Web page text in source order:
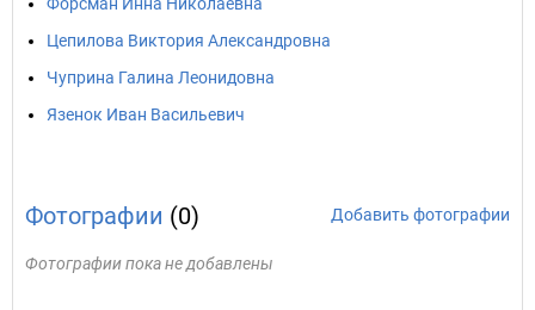
Цепилова Виктория Александровна
Чуприна Галина Леонидовна
Язенок Иван Васильевич
Фотографии (0) Добавить фотографии
Фотографии пока не добавлены